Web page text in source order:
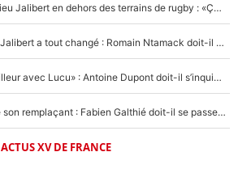
La raison d'être de Matthieu Jalibert en dehors des terrains de rugby : «Ça m'atteint autant que si tu touches à un membre de ma famille»
XV de France - Matthieu Jalibert a tout changé : Romain Ntamack doit-il s’inquiéter pour sa place à un an de la Coupe du monde ?
«Le XV de France est meilleur avec Lucu» : Antoine Dupont doit-il s’inquiéter pour sa place ?
Le XV de France a trouvé son remplaçant : Fabien Galthié doit-il se passer d'Antoine Dupont ?
ACTUS XV DE FRANCE